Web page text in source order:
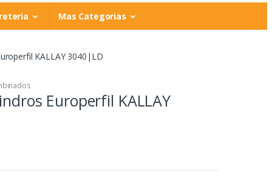
Mas Categorias
KALLAY 3040|LD
Europerfil KALLAY